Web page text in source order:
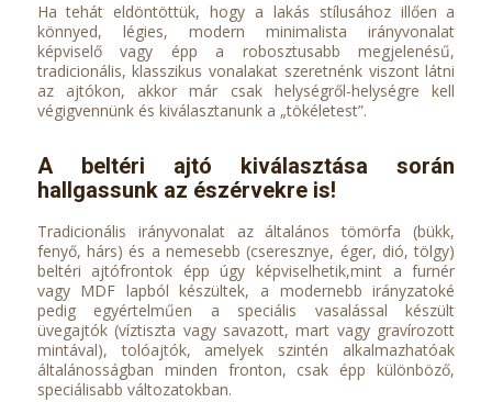
Ha tehát eldöntöttük, hogy a lakás stílusához illően a
könnyed, légies, modern minimalista irányvonalat
képviselő vagy épp a robosztusabb megjelenésű,
tradicionális, klasszikus vonalakat szeretnénk viszont látni
az ajtókon, akkor már csak helységről-helységre kell
végigvennünk és kiválasztanunk a „tökéletest”.
A beltéri ajtó kiválasztása során
hallgassunk az észérvekre is!
Tradicionális irányvonalat az általános tömörfa (bükk,
fenyő, hárs) és a nemesebb (cseresznye, éger, dió, tölgy)
beltéri ajtófrontok épp úgy képviselhetik,mint a furnér
vagy MDF lapból készültek, a modernebb irányzatoké
pedig egyértelműen a speciális vasalással készült
üvegajtók (víztiszta vagy savazott, mart vagy gravírozott
mintával), tolóajtók, amelyek szintén alkalmazhatóak
általánosságban minden fronton, csak épp különböző,
speciálisabb változatokban.